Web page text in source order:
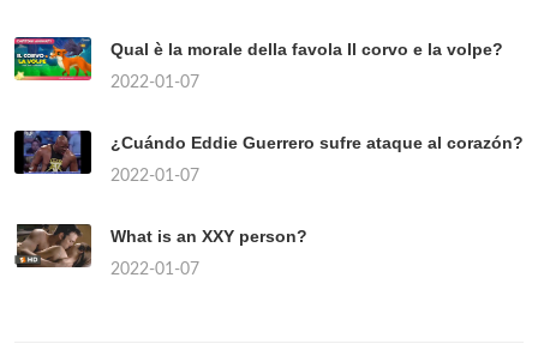
Qual è la morale della favola Il corvo e la volpe?
2022-01-07
¿Cuándo Eddie Guerrero sufre ataque al corazón?
2022-01-07
What is an XXY person?
2022-01-07